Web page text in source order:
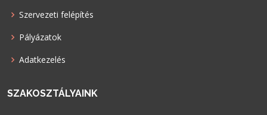
Szervezeti felépítés
Pályázatok
Adatkezelés
SZAKOSZTÁLYAINK